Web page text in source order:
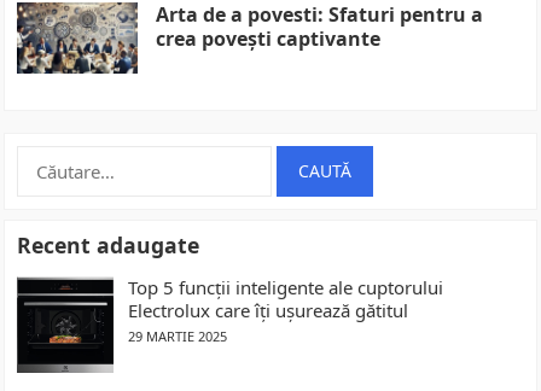
Arta de a povesti: Sfaturi pentru a
crea povești captivante
Caută
Recent adaugate
Top 5 funcții inteligente ale cuptorului
Electrolux care îți ușurează gătitul
29 MARTIE 2025